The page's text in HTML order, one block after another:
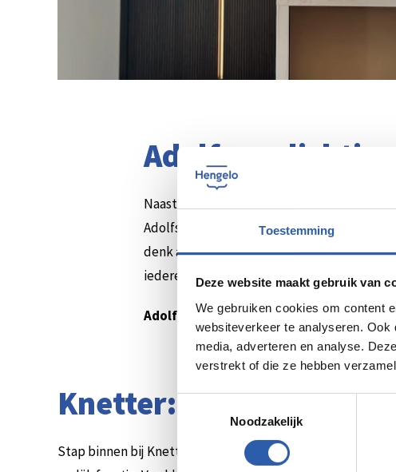
Toestemming
Deze website maakt gebruik van
We gebruiken cookies om content
websiteverkeer te analyseren.
media, adverteren en analyse.
verstrekt of die ze hebben
Noodzakelijk
Adolfs verlichting
Naast een fijne bank en een toffe tafel, is
Adolfs Verlichting, dé plek voor
denk aan Italië, Duitsland én ons eigen
iedereen.
Adolfs Verlichting | De Wetstraat 122 |
Knetter: kleurrijke
Stap binnen bij Knetter in de Molenstraat en ontdek een